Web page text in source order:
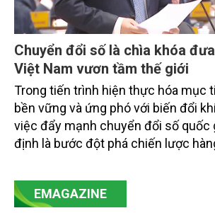
Chuyển đổi số là chìa khóa
Việt Nam vươn tầm thế giới
Trong tiến trình hiện thực hóa mục
bền vững và ứng phó với biến đổi
việc đẩy mạnh chuyển đổi số quốc
định là bước đột phá chiến lược
mạnh mẽ, thúc đẩy quá trình cải
minh bạch hóa chuỗi cung ứng và
EMAGAZINE